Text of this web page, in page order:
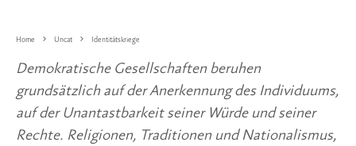
Home Uncat Identitätskriege
Demokratische Gesellschaften beruhen
grundsätzlich auf der Anerkennung des Individuums,
auf der Unantastbarkeit seiner Würde und seiner
Rechte. Religionen, Traditionen und Nationalismus,